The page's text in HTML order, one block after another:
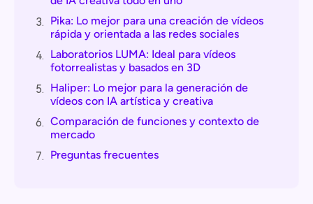
3. Pika: Lo mejor para una creación de vídeos
rápida y orientada a las redes sociales
4. Laboratorios LUMA: Ideal para vídeos
fotorrealistas y basados en 3D
5. Haliper: Lo mejor para la generación de
vídeos con IA artística y creativa
6. Comparación de funciones y contexto de
mercado
7. Preguntas frecuentes